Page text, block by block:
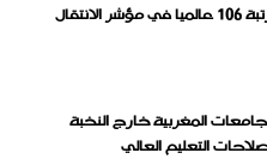
المغرب في المرتبة 106 عالميا في مؤشر الانتقال
المغربية خارج النخبة
التعليم العالي